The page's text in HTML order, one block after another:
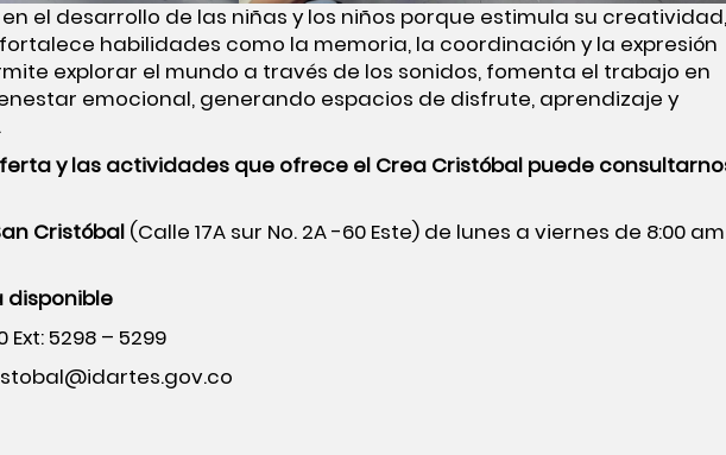
el desarrollo de las niñas y los niños porque estimula su
habilidades como la memoria, la coordinación y la expresión
explorar el mundo a través de los sonidos, fomenta el trabajo en
emocional, generando espacios de disfrute, aprendizaje y
y las actividades que ofrece el Crea Cristóbal puede
Cristóbal (Calle 17A sur No. 2A -60 Este) de lunes a viernes de 8:00
disponible
5298 – 5299